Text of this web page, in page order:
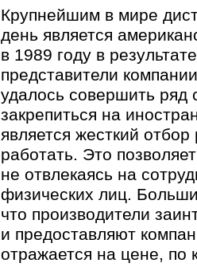
Крупнейшим в мире
день является
в 1989 году в
представители
удалось совершить ряд
закрепиться на
является жесткий
работать. Это
не отвлекаясь на
физических лиц.
что производители
и предоставляют
отражается на цене, по